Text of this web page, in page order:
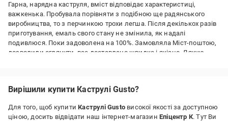
Гарна, нарядна каструля, вміст відповідає характеристиці,
важкенька. Пробувала порівняти з подібною ще радянського
виробництва, то з перчинкою трохи легша. Після декількох разів
приготування, емаль свого стану не змінила, як надалі
подивлюся. Поки задоволена на 100%. Замовляла Міст-поштою,
дозволили оглянути, все доставлено швидко і якісно. Дякую
Поки не має
Вирішили купити Каструлі Gusto?
Для того, щоб купитиКаструлі Gusto високої якості за доступною
ціною, досить відвідати наш інтернет-магазин Епіцентр К. Тут Ви